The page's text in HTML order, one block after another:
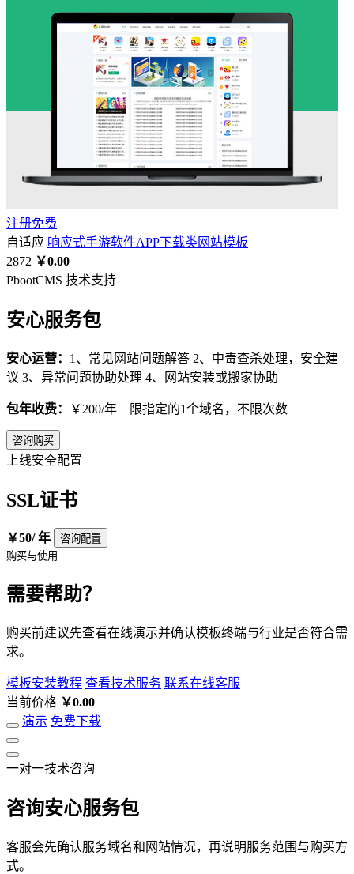
注册免费
自适应 响应式手游软件APP下载类网站模板
2872 ￥0.00
PbootCMS 技术支持
安心服务包
安心运营： 1、常见网站问题解答 2、中毒查杀处理，安全建
议 3、异常问题协助处理 4、网站安装或搬家协助
包年收费： ￥200/年 限指定的1个域名，不限次数
咨询购买
上线安全配置
SSL证书
￥50/ 年
咨询配置
购买与使用
需要帮助？
购买前建议先查看在线演示并确认模板终端与行业是否符合需
求。
模板安装教程 查看技术服务 联系在线客服
当前价格 ￥0.00
演示 免费下载
一对一技术咨询
咨询安心服务包
客服会先确认服务域名和网站情况，再说明服务范围与购买方
式。